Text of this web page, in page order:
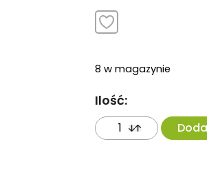
8 w magazynie
Ilość: